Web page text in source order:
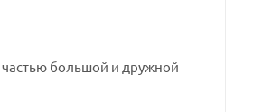
частью большой и дружной